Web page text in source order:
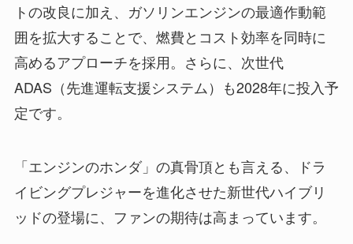
トの改良に加え、ガソリンエンジンの最適作動範
囲を拡大することで、燃費とコスト効率を同時に
高めるアプローチを採用。さらに、次世代
ADAS（先進運転支援システム）も2028年に投入予
定です。
「エンジンのホンダ」の真骨頂とも言える、ドラ
イビングプレジャーを進化させた新世代ハイブリ
ッドの登場に、ファンの期待は高まっています。